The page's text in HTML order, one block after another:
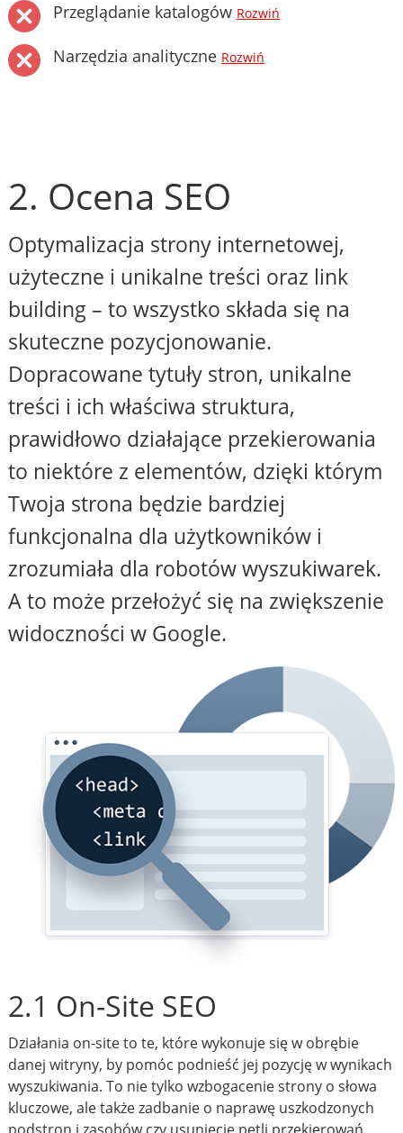
Przeglądanie katalogów Rozwiń
Narzędzia analityczne Rozwiń
2. Ocena SEO
Optymalizacja strony internetowej,
użyteczne i unikalne treści oraz link
building – to wszystko składa się na
skuteczne pozycjonowanie.
Dopracowane tytuły stron, unikalne
treści i ich właściwa struktura,
prawidłowo działające przekierowania
to niektóre z elementów, dzięki którym
Twoja strona będzie bardziej
funkcjonalna dla użytkowników i
zrozumiała dla robotów wyszukiwarek.
A to może przełożyć się na zwiększenie
widoczności w Google.
2.1 On-Site SEO
Działania on-site to te, które wykonuje się w obrębie
danej witryny, by pomóc podnieść jej pozycję w wynikach
wyszukiwania. To nie tylko wzbogacenie strony o słowa
kluczowe, ale także zadbanie o naprawę uszkodzonych
podstron i zasobów czy usunięcie pętli przekierowań.